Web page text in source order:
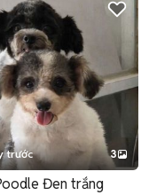
trước 3
Đen trắng